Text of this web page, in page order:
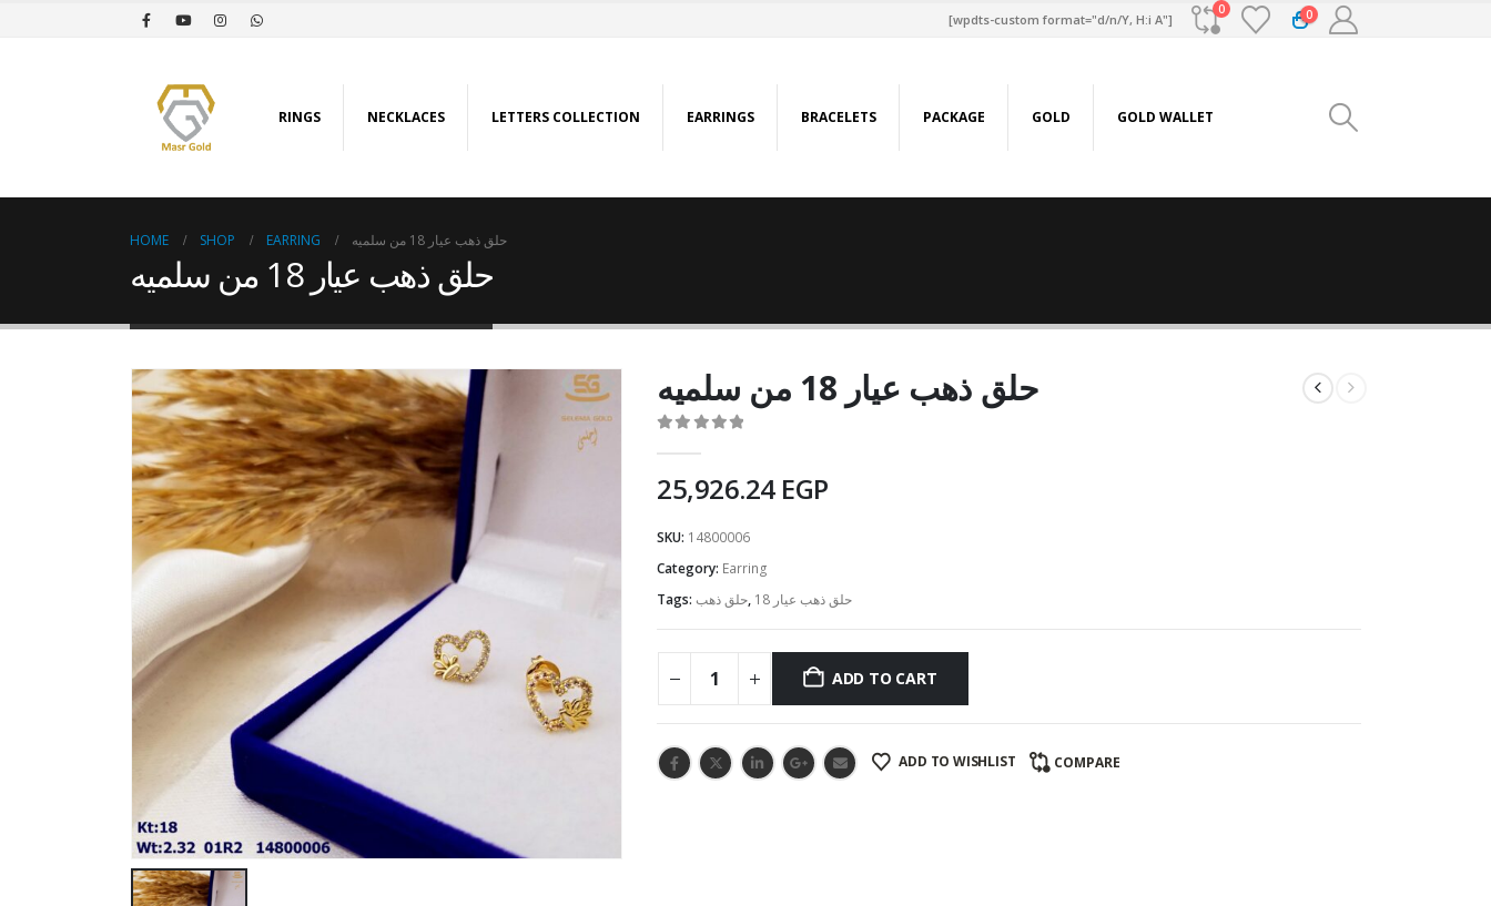
[wpdts-custom format="d/n/Y, H:i A"]
0 0
RINGS NECKLACES LETTERS COLLECTION EARRINGS BRACELETS PACKAGE GOLD GOLD WALLET
HOME SHOP EARRING حلق ذهب عيار 18 من سلميه
حلق ذهب عيار 18 من سلميه
حلق ذهب عيار 18 من سلميه
25,926.24 EGP
SKU: 14800006
Category: Earring
Tags: حلق ذهب, حلق ذهب عيار 18
ADD TO CART
ADD TO WISHLIST COMPARE